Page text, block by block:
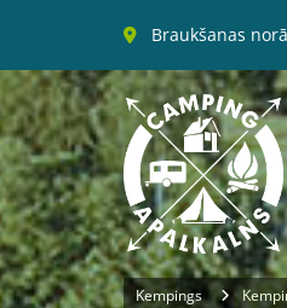
 Braukšanas
Kempings